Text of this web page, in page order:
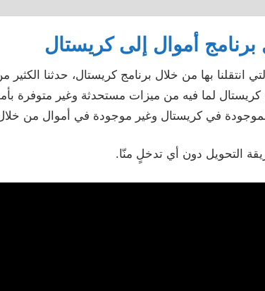
برنامج أموال إلى كريستال
انتقلنا بها من خلال برنامج كريستال، حدثنا
كريستال لما فيه من ميزات مستحدثة وغير متوفرة
الموجودة في كريستال وغير موجودة في أموال من
التحويل دون أي تدخلٍ منّا.